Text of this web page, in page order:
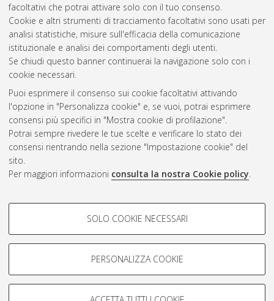
facoltativi che potrai attivare solo con il tuo consenso.
Cookie e altri strumenti di tracciamento facoltativi sono usati per
analisi statistiche, misure sull'efficacia della comunicazione
istituzionale e analisi dei comportamenti degli utenti.
Se chiudi questo banner continuerai la navigazione solo con i
cookie necessari.
Puoi esprimere il consenso sui cookie facoltativi attivando
l'opzione in "Personalizza cookie" e, se vuoi, potrai esprimere
consensi più specifici in "Mostra cookie di profilazione".
Potrai sempre rivedere le tue scelte e verificare lo stato dei
consensi rientrando nella sezione "Impostazione cookie" del
sito.
Per maggiori informazioni consulta la nostra Cookie policy.
COOKIE DI PROFILAZIONE -
Si tratta di cookie utilizzati per analizzare le caratteristiche della
navigazione degli utenti, creare profili in base al loro comportamento
Mostra cookie di profilazione
SOLO COOKIE NECESSARI
PERSONALIZZA COOKIE
2009 (7)
2008(11)
2007(3)
Atom
Rss 1.0
Rss 2.0
ISSN: 2038-7946
Impostazioni Cookie
Informativa sulla privacy
Condizioni d’uso del sito